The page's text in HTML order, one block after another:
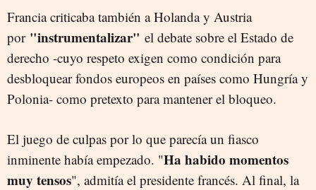
Francia criticaba también a Holanda y Austria
por"instrumentalizar" el debate sobre el Estado de
derecho -cuyo respeto exigen como condición para
desbloquear fondos europeos en países como Hungría y
Polonia- como pretexto para mantener el bloqueo.
El juego de culpas por lo que parecía un fiasco
inminente había empezado. "Ha habido momentos
muy tensos", admitía el presidente francés. Al final, la